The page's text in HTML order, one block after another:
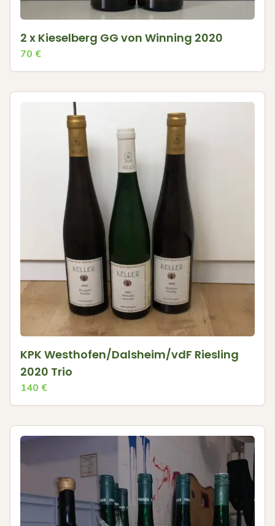
2 x Kieselberg GG von Winning 2020
70 €
KPK Westhofen/Dalsheim/vdF Riesling
2020 Trio
140 €